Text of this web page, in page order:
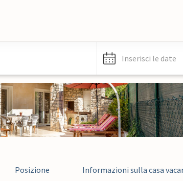
Inserisci le date
Posizione Informazioni sulla casa